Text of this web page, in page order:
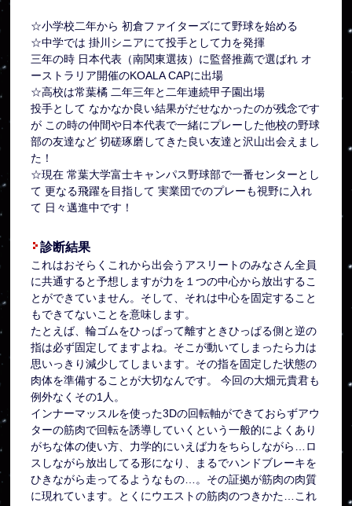
☆小学校二年から 初倉ファイターズにて野球を始める
☆中学では 掛川シニアにて投手として力を発揮
三年の時 日本代表（南関東選抜）に監督推薦で選ばれ オ
ーストラリア開催のKOALA CAPに出場
☆高校は常葉橘 二年三年と二年連続甲子園出場
投手として なかなか良い結果がだせなかったのが残念です
が この時の仲間や日本代表で一緒にプレーした他校の野球
部の友達など 切磋琢磨してきた良い友達と沢山出会えまし
た！
☆現在 常葉大学富士キャンパス野球部で一番センターとし
て 更なる飛躍を目指して 実業団でのプレーも視野に入れ
て 日々邁進中です！
診断結果
これはおそらくこれから出会うアスリートのみなさん全員
に共通すると予想しますが力を１つの中心から放出するこ
とができていません。そして、それは中心を固定すること
もできてないことを意味します。
たとえば、輪ゴムをひっぱって離すときひっぱる側と逆の
指は必ず固定してますよね。そこが動いてしまったら力は
思いっきり減少してしまいます。その指を固定した状態の
肉体を準備することが大切なんです。 今回の大畑元貴君も
例外なくその1人。
インナーマッスルを使った3Dの回転軸ができておらずアウ
ターの筋肉で回転を誘導していくという一般的によくあり
がちな体の使い方、力学的にいえば力をちらしながら…ロ
スしながら放出してる形になり、まるでハンドブレーキを
ひきながら走ってるようなもの…。その証拠が筋肉の肉質
に現れています。とくにウエストの筋肉のつきかた…これ